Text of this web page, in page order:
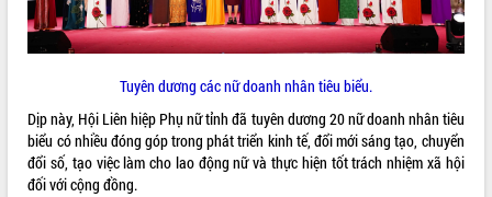
Gặp mặt các cơ quan báo chí nhân Kỷ
niệm 101 năm Ngày Báo chí Cách
mạng Việt Nam
Đắk Lắk sơ kết 4 năm triển khai thực
hiện Đề án 06 của Chính phủ
Họp báo thông tin về Hội nghị Công bố
Quy hoạch và Xúc tiến đầu tư tỉnh Đắk
Lắk
Tuyên dương các nữ doanh nhân tiêu biểu.
Dịp này, Hội Liên hiệp Phụ nữ tỉnh đã tuyên dương 20 nữ doanh nhân tiêu
biểu có nhiều đóng góp trong phát triển kinh tế, đổi mới sáng tạo, chuyển
đổi số, tạo việc làm cho lao động nữ và thực hiện tốt trách nhiệm xã hội
đối với cộng đồng.